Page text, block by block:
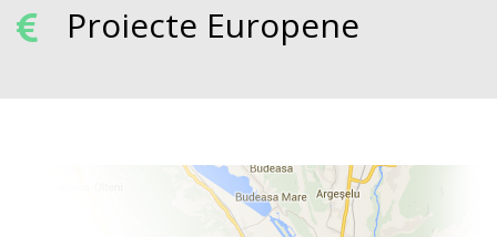
Proiecte Europene